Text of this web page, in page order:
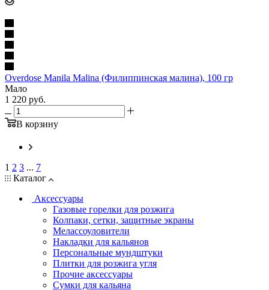
Overdose Manila Malina (Филиппинская малина), 100 гр
Мало
1 220 руб.
В корзину
1 2 3 ... 7
Каталог
Аксессуары
Газовые горелки для розжига
Колпаки, сетки, защитные экраны
Мелассоуловители
Накладки для кальянов
Персональные мундштуки
Плитки для розжига угля
Прочие аксессуары
Сумки для кальяна